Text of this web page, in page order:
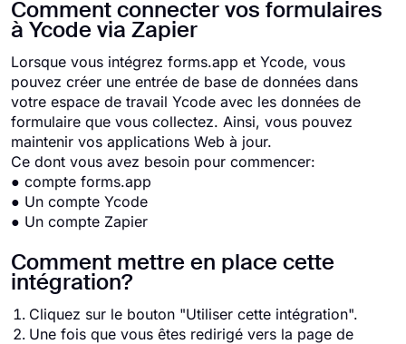
Comment connecter vos formulaires
à Ycode via Zapier
Lorsque vous intégrez forms.app et Ycode, vous
pouvez créer une entrée de base de données dans
votre espace de travail Ycode avec les données de
formulaire que vous collectez. Ainsi, vous pouvez
maintenir vos applications Web à jour.
Ce dont vous avez besoin pour commencer:
● compte forms.app
● Un compte Ycode
● Un compte Zapier
Comment mettre en place cette
intégration?
Cliquez sur le bouton "Utiliser cette intégration".
Une fois que vous êtes redirigé vers la page de